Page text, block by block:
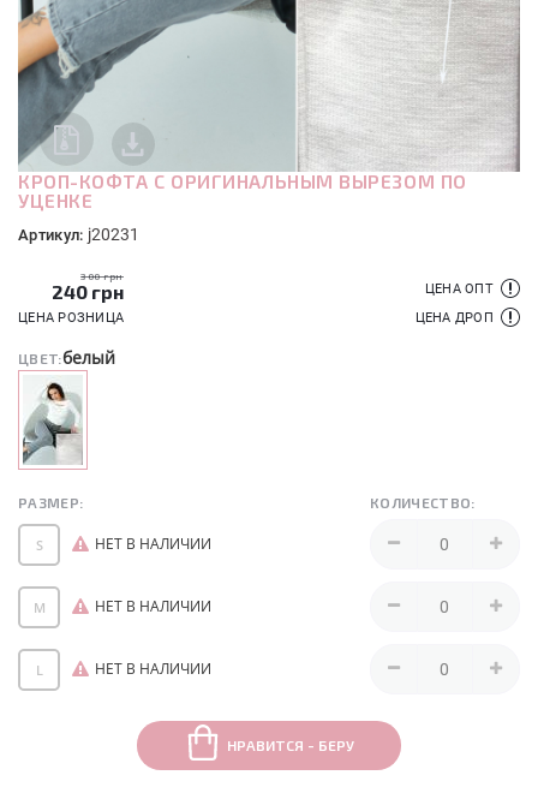
КРОП-КОФТА С ОРИГИНАЛЬНЫМ ВЫРЕЗОМ ПО
УЦЕНКЕ
Артикул: j20231
300 грн
240 грн
ЦЕНА РОЗНИЦА
ЦЕНА ОПТ
ЦЕНА ДРОП
ЦВЕТ:белый
РАЗМЕР: КОЛИЧЕСТВО:
S НЕТ В НАЛИЧИИ
M НЕТ В НАЛИЧИИ
L НЕТ В НАЛИЧИИ
НРАВИТСЯ - БЕРУ